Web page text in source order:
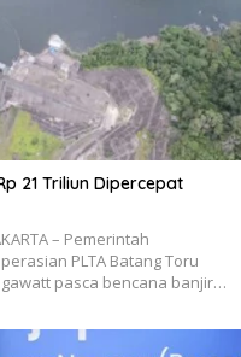
21 Triliun Dipercepat
– Pemerintah
PLTA Batang Toru
pasca bencana banjir…